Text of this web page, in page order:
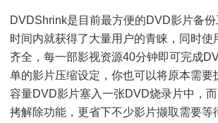
DVDShrink是目前最方便的DVD影片备
时间内就获得了大量用户的青睐，同时使
齐全，每一部影视资源40分钟即可完成
单的影片压缩设定，你也可以将原本需要
容量DVD影片塞入一张DVD烧录片中，
拷解除功能，更省下不少影片撷取需要等